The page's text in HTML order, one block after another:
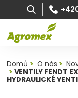
Domů O nás
VENTILY FENDT
HYDRAULICKÉ